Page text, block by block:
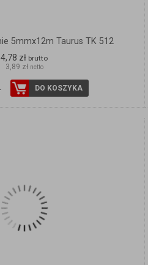
5mmx12m Taurus TK 512
4,78 zł brutto
3,89 zł netto
DO KOSZYKA